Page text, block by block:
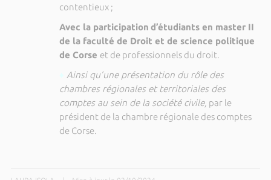
contentieux ;
Avec la participation d’étudiants en master II
de la faculté de Droit et de science politique
de Corse et de professionnels du droit.
Ainsi qu’une présentation du rôle des
chambres régionales et territoriales des
comptes au sein de la société civile, par le
président de la chambre régionale des comptes
de Corse.